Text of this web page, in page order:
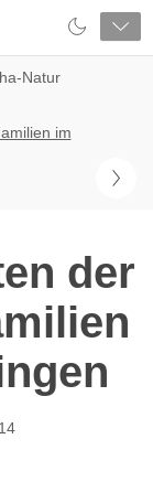
Natur
im
der